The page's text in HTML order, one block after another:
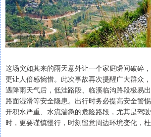
这场突如其来的雨天意外让一个家庭瞬间破碎
更让人倍感惋惜。此次事故再次提醒广大群众
遇降雨天气后，低洼路段、临溪临沟路段极易出
路面湿滑等安全隐患。出行时务必提高安全警
开积水严重、水流湍急的危险路段，尤其是驾
时，更要谨慎慢行，时刻留意周边环境变化，杜